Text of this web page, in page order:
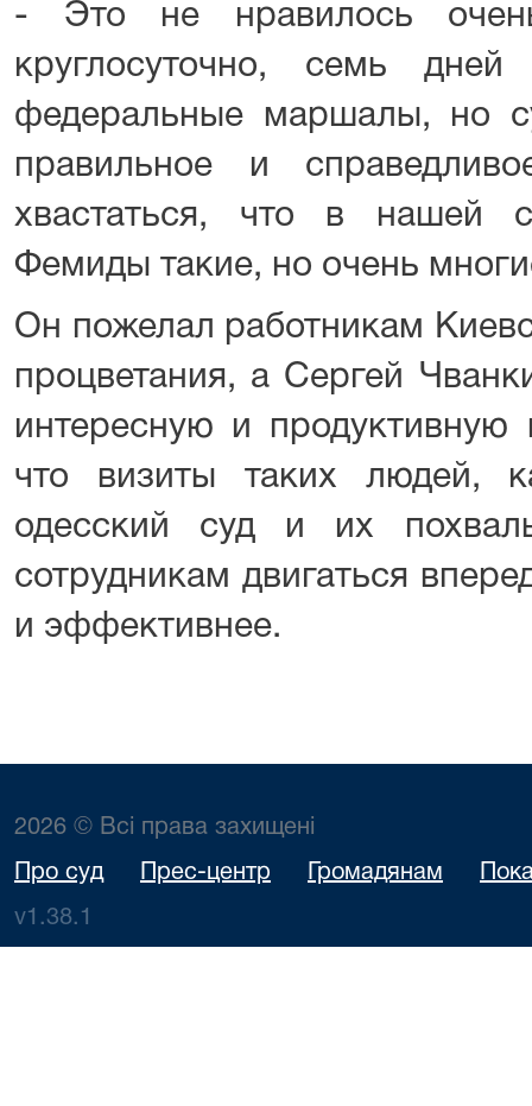
- Это не нравилось
круглосуточно, семь
федеральные маршалы, но
правильное и
хвастаться, что в нашей
Фемиды такие, но очень
Он пожелал работникам
процветания, а Сергей
интересную и продуктивную
что визиты таких людей,
одесский суд и их
сотрудникам двигаться
и эффективнее.
2026 © Всі права захищені
Про суд Прес-центр Громадянам
v1.38.1